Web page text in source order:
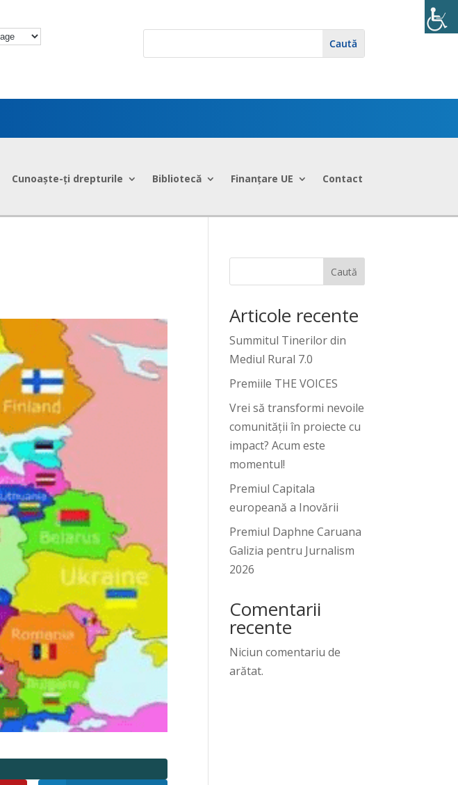
Cunoaște-ți drepturile Bibliotecă Finanțare UE Contact
Caută
Articole recente
Summitul Tinerilor din
Mediul Rural 7.0
Premiile THE VOICES
Vrei să transformi nevoile
comunității în proiecte cu
impact? Acum este
momentul!
Premiul Capitala
europeană a Inovării
Premiul Daphne Caruana
Galizia pentru Jurnalism
2026
Comentarii
recente
Niciun comentariu de
arătat.